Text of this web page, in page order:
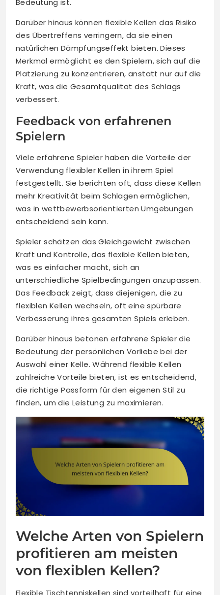
Bedeutung ist.
Darüber hinaus können flexible Kellen das Risiko
des Übertreffens verringern, da sie einen
natürlichen Dämpfungseffekt bieten. Dieses
Merkmal ermöglicht es den Spielern, sich auf die
Platzierung zu konzentrieren, anstatt nur auf die
Kraft, was die Gesamtqualität des Schlags
verbessert.
Feedback von erfahrenen
Spielern
Viele erfahrene Spieler haben die Vorteile der
Verwendung flexibler Kellen in ihrem Spiel
festgestellt. Sie berichten oft, dass diese Kellen
mehr Kreativität beim Schlagen ermöglichen,
was in wettbewerbsorientierten Umgebungen
entscheidend sein kann.
Spieler schätzen das Gleichgewicht zwischen
Kraft und Kontrolle, das flexible Kellen bieten,
was es einfacher macht, sich an
unterschiedliche Spielbedingungen anzupassen.
Das Feedback zeigt, dass diejenigen, die zu
flexiblen Kellen wechseln, oft eine spürbare
Verbesserung ihres gesamten Spiels erleben.
Darüber hinaus betonen erfahrene Spieler die
Bedeutung der persönlichen Vorliebe bei der
Auswahl einer Kelle. Während flexible Kellen
zahlreiche Vorteile bieten, ist es entscheidend,
die richtige Passform für den eigenen Stil zu
finden, um die Leistung zu maximieren.
Welche Arten von Spielern
profitieren am meisten
von flexiblen Kellen?
Flexible Tischtenniskellen sind vorteilhaft für eine